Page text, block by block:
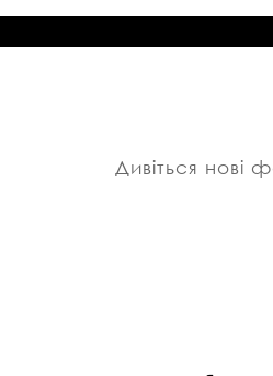
Дивіться нові